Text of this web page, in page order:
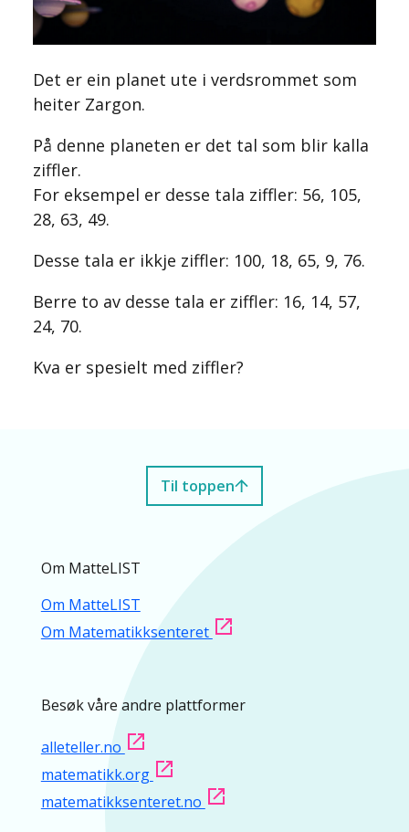
Det er ein planet ute i verdsrommet som
heiter Zargon.
På denne planeten er det tal som blir kalla
ziffler.
For eksempel er desse tala ziffler: 56, 105,
28, 63, 49.
Desse tala er ikkje ziffler: 100, 18, 65, 9, 76.
Berre to av desse tala er ziffler: 16, 14, 57,
24, 70.
Kva er spesielt med ziffler?
Til toppen
Om MatteLIST
Om MatteLIST
Om Matematikksenteret
Besøk våre andre plattformer
alleteller.no
matematikk.org
matematikksenteret.no